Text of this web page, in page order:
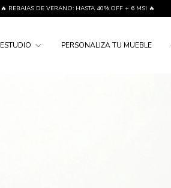
🔥 REBAJAS DE VERANO: HASTA 40% OFF + 6 MSI 🔥
ESTUDIO PERSONALIZA TU MUEBLE